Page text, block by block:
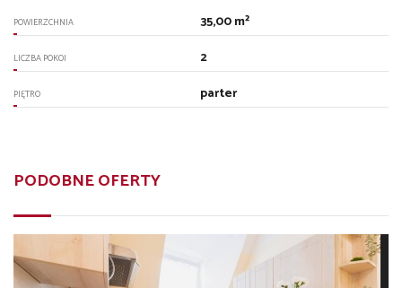
POWIERZCHNIA 35,00 m²
LICZBA POKOI 2
PIĘTRO parter
PODOBNE OFERTY